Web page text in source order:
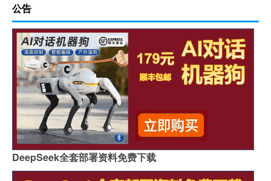
公告
DeepSeek全套部署资料免费下载